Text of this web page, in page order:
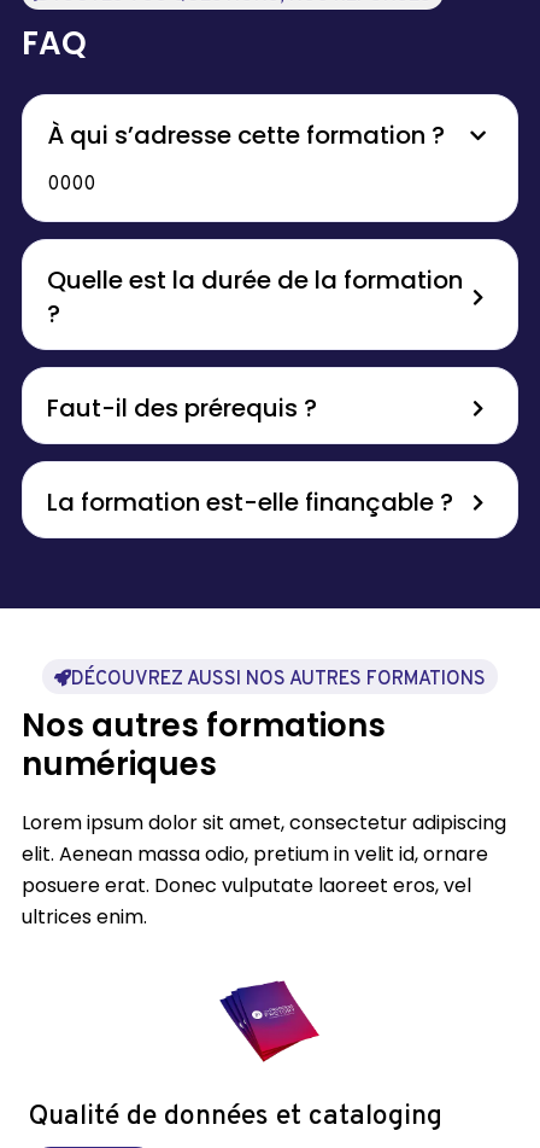
FAQ
À qui s’adresse cette formation ?
0000
Quelle est la durée de la formation
?
Faut-il des prérequis ?
La formation est-elle finançable ?
DÉCOUVREZ AUSSI NOS AUTRES FORMATIONS
Nos autres formations
numériques
Lorem ipsum dolor sit amet, consectetur adipiscing
elit. Aenean massa odio, pretium in velit id, ornare
posuere erat. Donec vulputate laoreet eros, vel
ultrices enim.
Qualité de données et cataloging